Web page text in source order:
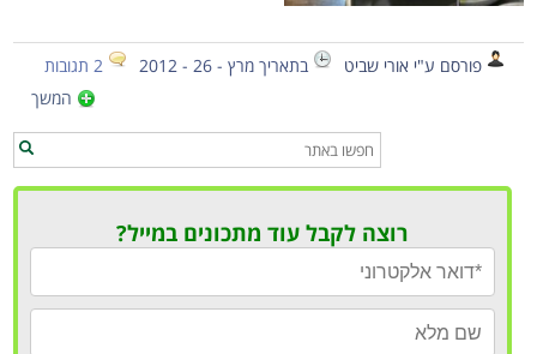
פורסם ע"י אורי שביט בתאריך מרץ - 26 - 2012
2 תגובות
המשך
רוצה לקבל עוד מתכונים במייל?